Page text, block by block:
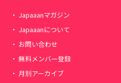
Japaaanマガジン
Japaaanについて
お問い合わせ
無料メンバー登録
月別アーカイブ